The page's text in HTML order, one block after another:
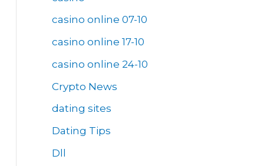
casino online 07-10
casino online 17-10
casino online 24-10
Crypto News
dating sites
Dating Tips
Dll